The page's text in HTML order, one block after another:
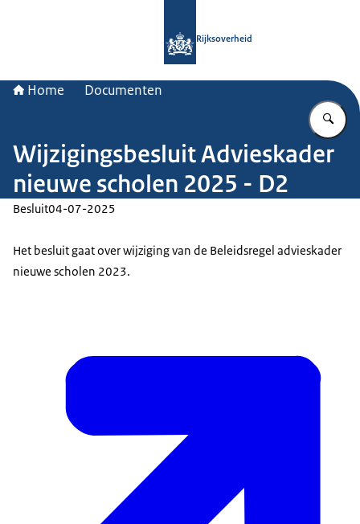
Rijksoverheid
Home Documenten
Wijzigingsbesluit Advieskader
nieuwe scholen 2025 - D2
Besluit04-07-2025
Het besluit gaat over wijziging van de Beleidsregel advieskader
nieuwe scholen 2023.